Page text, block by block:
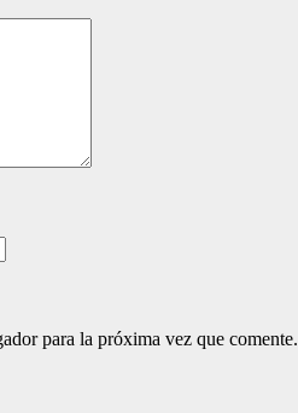
para la próxima vez que comente.